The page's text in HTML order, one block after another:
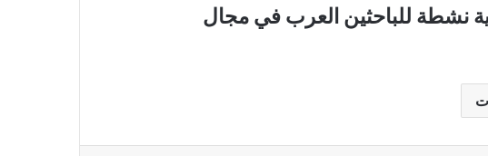
نشطة للباحثين العرب في مجال